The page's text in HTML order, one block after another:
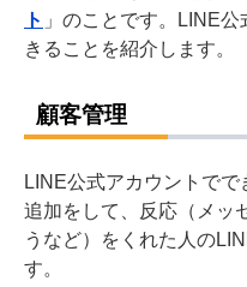
ト 」のことです。
LINE
きることを紹介します。
顧客管理
LINE公式アカウントで
追加をして、反応（メッ
うなど）をくれた人の
す。